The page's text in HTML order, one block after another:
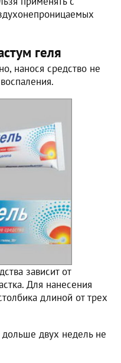
геля
нанося средство не
зависит от
Для нанесения
длиной от трех
дольше двух недель не